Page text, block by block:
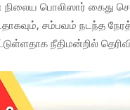
பொலிஸார் கைது
சம்பவம் நடந்த
நீதிமன்றில்